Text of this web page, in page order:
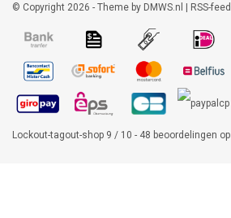
© Copyright 2026 - Theme by DMWS.nl | RSS-feed
Lockout-tagout-shop 9 / 10 - 48 beoordelingen op